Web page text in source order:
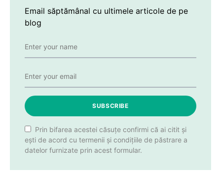
Email săptămânal cu ultimele articole de pe
blog
SUBSCRIBE
Prin bifarea acestei căsuțe confirmi că ai citit și
ești de acord cu termenii și condițiile de păstrare a
datelor furnizate prin acest formular.